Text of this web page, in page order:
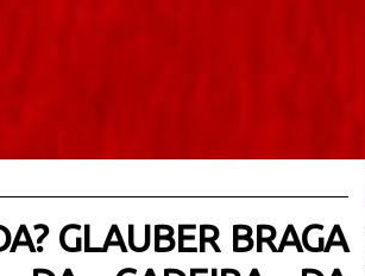
GLAUBER BRAGA